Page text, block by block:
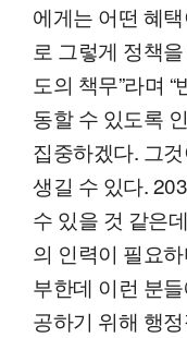
에게는 어떤 혜
로 그렇게 정책
도의 책무”라며
동할 수 있도록
집중하겠다. 그
생길 수 있다.
수 있을 것 같은
의 인력이 필요
부한데 이런 분
공하기 위해 행